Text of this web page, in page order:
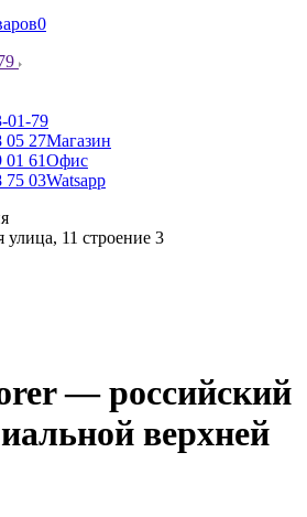
0
01-79
05 27Магазин
01 61Офис
75 03Watsapp
улица, 11 строение 3
— российский
верхней